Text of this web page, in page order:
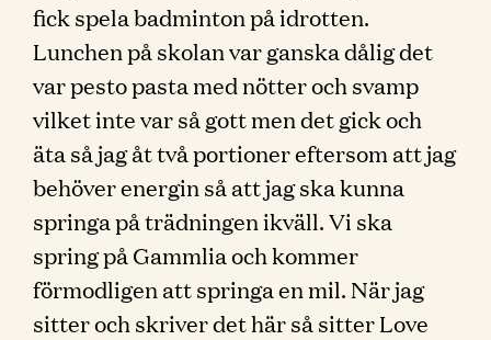
fick spela badminton på idrotten.
Lunchen på skolan var ganska dålig det
var pesto pasta med nötter och svamp
vilket inte var så gott men det gick och
äta så jag åt två portioner eftersom att jag
behöver energin så att jag ska kunna
springa på trädningen ikväll. Vi ska
spring på Gammlia och kommer
förmodligen att springa en mil. När jag
sitter och skriver det här så sitter Love